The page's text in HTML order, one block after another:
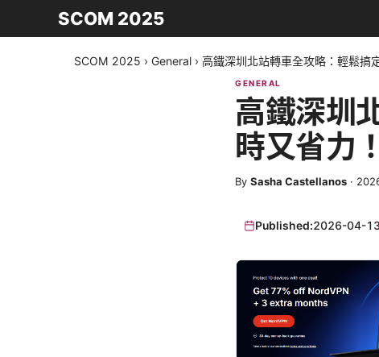
SCOM 2025
SCOM 2025 › General › 高鐵深圳北站轉車全攻略：輕鬆搞
GENERAL
高鐵深圳
時又省力
By Sasha Castellanos ·
Published:2026-04-13